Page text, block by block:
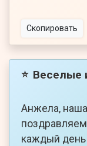
Скопировать
⭐ Веселые
Анжела,
каждый день